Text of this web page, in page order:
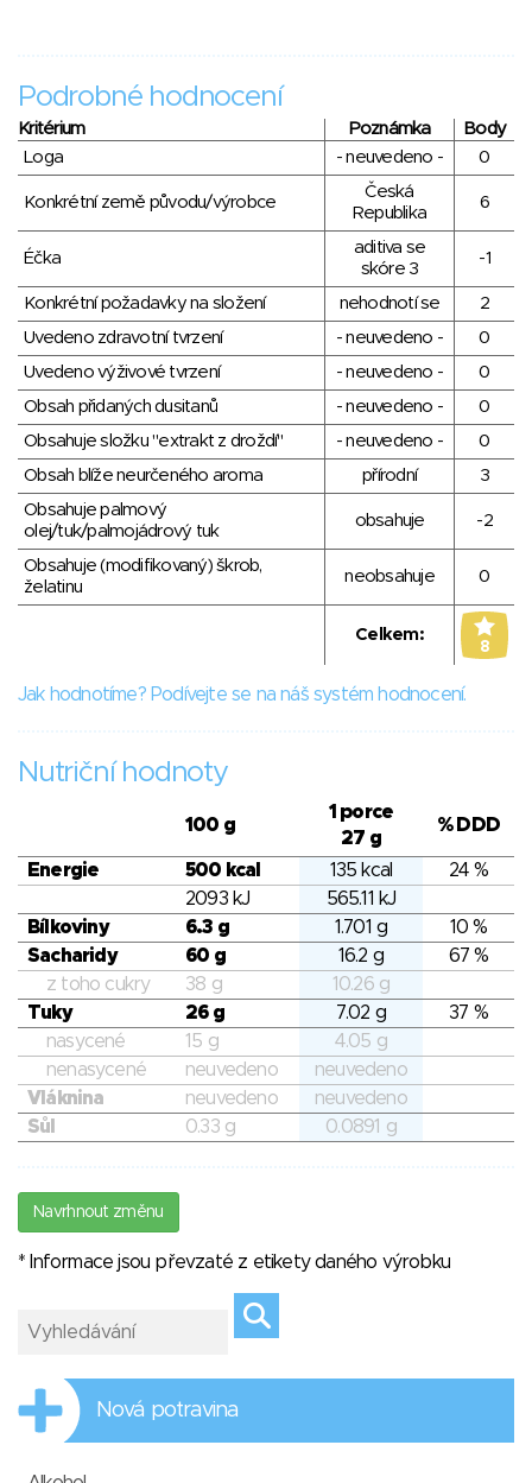
Podrobné hodnocení
Kritérium Poznámka
Body
Loga
- neuvedeno - 0
Konkrétní země původu/výrobce
Česká
Republika
6
Éčka
aditiva se
skóre 3
-1
Konkrétní požadavky na složení nehodnotí se
2
Uvedeno zdravotní tvrzení
- neuvedeno -
0
Uvedeno výživové tvrzení
- neuvedeno -
0
Obsah přidaných dusitanů
- neuvedeno -
0
Obsahuje složku "extrakt z droždí"
- neuvedeno -
0
Obsah blíže neurčeného aroma
přírodní
3
Obsahuje palmový
olej/tuk/palmojádrový tuk
obsahuje -2
Obsahuje (modifikovaný) škrob,
želatinu
neobsahuje 0
Celkem:
8
Jak hodnotíme? Podívejte se na náš systém hodnocení.
Nutriční hodnoty
100 g
1 porce
27 g
% DDD
Energie 500 kcal 135 kcal
24 %
2093 kJ
565.11 kJ
Bílkoviny
6.3 g 1.701 g
10 %
Sacharidy
60 g 16.2 g
67 %
z toho cukry
38 g
10.26 g
Tuky
26 g 7.02 g
37 %
nasycené
15 g
4.05 g
nenasycené
neuvedeno
neuvedeno
Vláknina
neuvedeno
neuvedeno
Sůl
0.33 g 0.0891 g
Navrhnout změnu
* Informace jsou převzaté z etikety daného výrobku
Nová potravina